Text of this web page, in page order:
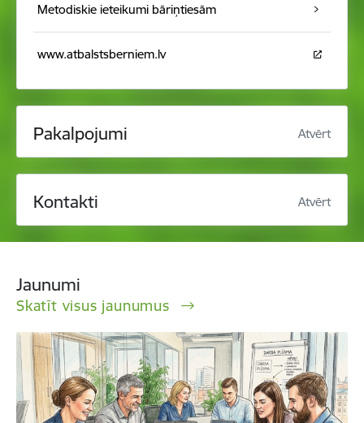
Metodiskie ieteikumi bāriņtiesām
www.atbalstsberniem.lv
Pakalpojumi Atvērt
Kontakti Atvērt
Jaunumi
Skatīt visus jaunumus